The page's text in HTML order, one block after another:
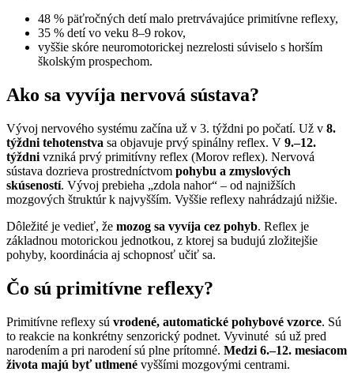
48 % päťročných detí malo pretrvávajúce primitívne reflexy,
35 % detí vo veku 8–9 rokov,
vyššie skóre neuromotorickej nezrelosti súviselo s horším
školským prospechom.
Ako sa vyvíja nervová sústava?
Vývoj nervového systému začína už v 3. týždni po počatí. Už v 8.
týždni tehotenstva sa objavuje prvý spinálny reflex. V 9.–12.
týždni vzniká prvý primitívny reflex (Morov reflex). Nervová
sústava dozrieva prostredníctvom pohybu a zmyslových
skúseností. Vývoj prebieha „zdola nahor“ – od najnižších
mozgových štruktúr k najvyšším. Vyššie reflexy nahrádzajú nižšie.
Dôležité je vedieť, že mozog sa vyvíja cez pohyb. Reflex je
základnou motorickou jednotkou, z ktorej sa budujú zložitejšie
pohyby, koordinácia aj schopnosť učiť sa.
Čo sú primitívne reflexy?
Primitívne reflexy sú vrodené, automatické pohybové vzorce. Sú
to reakcie na konkrétny senzorický podnet. Vyvinuté sú už pred
narodením a pri narodení sú plne prítomné. Medzi 6.–12. mesiacom
života majú byť utlmené vyššími mozgovými centrami.